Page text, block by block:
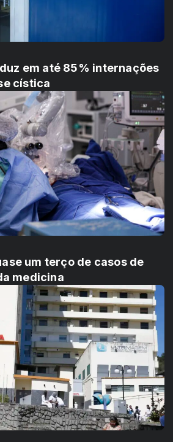
em até 85% internações
cística
um terço de casos de
medicina